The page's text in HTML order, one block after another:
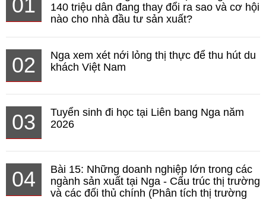
01
140 triệu dân đang thay đổi ra sao và cơ hội
nào cho nhà đầu tư sản xuất?
02
Nga xem xét nới lỏng thị thực để thu hút du
khách Việt Nam
03
Tuyển sinh đi học tại Liên bang Nga năm
2026
04
Bài 15: Những doanh nghiệp lớn trong các
ngành sản xuất tại Nga - Cấu trúc thị trường
và các đối thủ chính (Phân tích thị trường